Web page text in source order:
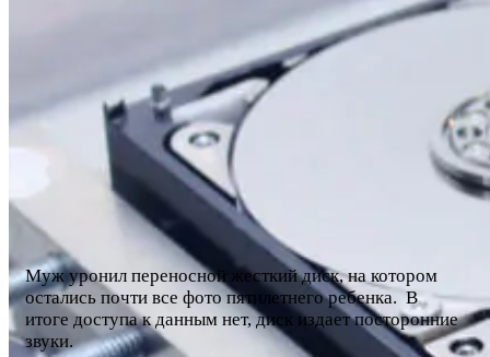
Муж уронил переносной жесткий диск, на котором
остались почти все фото пятилетнего ребенка. В
итоге доступа к данным нет, диск издает посторонние
звуки.